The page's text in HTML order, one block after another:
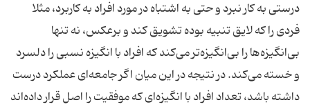
درستی به کار نبرد و حتی به اشتباه در مورد افراد به کاربرد، مثلا
فردی را که لایق تنبیه بوده تشویق کند و برعکس، نه تنها
بی‌انگیزه‌ها را بی‌انگیزه‌تر می‌کند که افراد با انگیزه نسبی را دلسرد
و خسته می‌کند. در نتیجه در این میان اگر جامعه‌ای عملکرد درست
داشته باشد، تعداد افراد با انگیزه‌ای که موفقیت را اصل قرار داده‌اند